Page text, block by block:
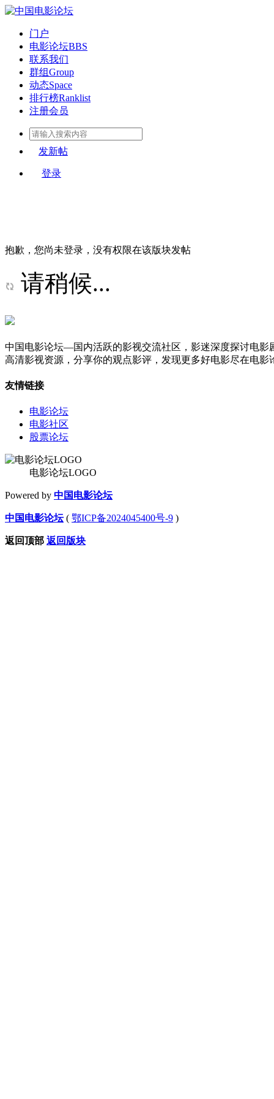
门户
电影论坛BBS
联系我们
群组Group
动态Space
排行榜Ranklist
注册会员
发新帖
登录
抱歉，您尚未登录，没有权限在该版块发帖
请稍候...
中国电影论坛—国内活跃的影视交流社区，影迷深度探讨电
高清影视资源，分享你的观点影评，发现更多好电影尽在电影
友情链接
电影论坛
电影社区
股票论坛
电影论坛LOGO
Powered by 中国电影论坛
中国电影论坛( 鄂ICP备2024045400号-9 )
返回顶部 返回版块